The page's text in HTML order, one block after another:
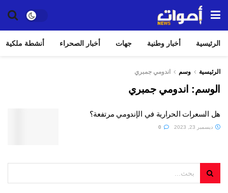
الرئيسية أخبار وطنية جهات أخبار الصحراء أنشطة ملكية
الرئيسية وسم اندومي جمبري
الوسم: اندومي جمبري
هل السعرات الحرارية في الإندومي مرتفعة؟
ديسمبر 23, 2023